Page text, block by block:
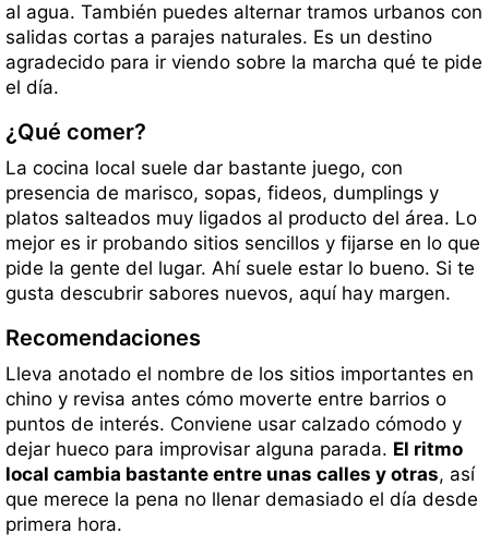
al agua. También puedes alternar tramos urbanos con
salidas cortas a parajes naturales. Es un destino
agradecido para ir viendo sobre la marcha qué te pide
el día.
¿Qué comer?
La cocina local suele dar bastante juego, con
presencia de marisco, sopas, fideos, dumplings y
platos salteados muy ligados al producto del área. Lo
mejor es ir probando sitios sencillos y fijarse en lo que
pide la gente del lugar. Ahí suele estar lo bueno. Si te
gusta descubrir sabores nuevos, aquí hay margen.
Recomendaciones
Lleva anotado el nombre de los sitios importantes en
chino y revisa antes cómo moverte entre barrios o
puntos de interés. Conviene usar calzado cómodo y
dejar hueco para improvisar alguna parada. El ritmo
local cambia bastante entre unas calles y otras, así
que merece la pena no llenar demasiado el día desde
primera hora.